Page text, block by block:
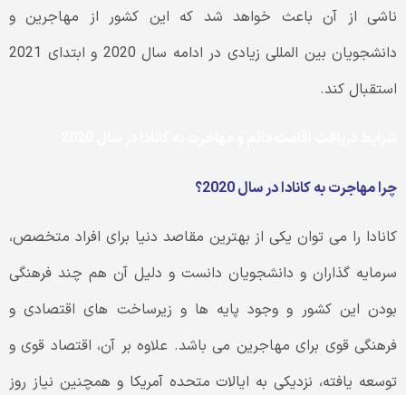
ناشی از آن باعث خواهد شد که این کشور از مهاجرین و
دانشجویان بین المللی زیادی در ادامه سال 2020 و ابتدای 2021
استقبال کند.
چرا مهاجرت به کانادا در سال 2020؟
کانادا را می توان یکی از بهترین مقاصد دنیا برای افراد متخصص،
سرمایه گذاران و دانشجویان دانست و دلیل آن هم چند فرهنگی
بودن این کشور و وجود پایه ها و زیرساخت های اقتصادی و
فرهنگی قوی برای مهاجرین می باشد. علاوه بر آن، اقتصاد قوی و
توسعه یافته، نزدیکی به ایالات متحده آمریکا و همچنین نیاز روز